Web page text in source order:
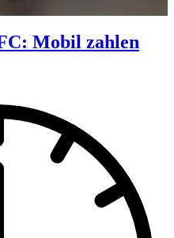
Mobil zahlen